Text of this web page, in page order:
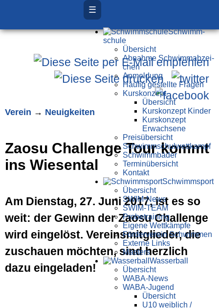
☰
Schwimm­
schule
Übersicht
Ab­nah­me Schwimm­ab­zei­
chen
Anmeldung
Häufig gestellte Fragen
Kurs­konzept
Übersicht
Kurskonzept Kinder
Kurskonzept
Erwachsene
Preis­über­sicht
Schwimm­schul­wett­kampf
Schwimm­bäder
Terminübersicht
Kontakt
Schwimm­sport
Übersicht
SWIM-News
SWIM-TEAM
Probe­training
Eigene Wettkämpfe
Förderverein Schwimmen
Externe Links
Masters
Wasser­ball
Übersicht
WABA-News
WABA-Jugend
Übersicht
U10 weiblich /
Verein → Neuigkeiten
Zaosu Challenge Tour kommt
ins Wiesental
Am Dienstag, 27. Juni 2017, ist es so
weit: der Gewinn der Zaosu Challenge
wird eingelöst. Vereinsmitglieder, die
zuschauen möchten, sind herzlich
dazu eingeladen!